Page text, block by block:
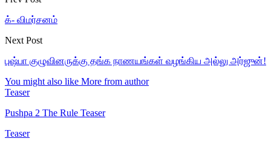
க்- விமர்சனம்
Next Post
புஷ்பா குழுவினருக்கு தங்க நாணயங்கள் வழங்கிய அல்லு அர்ஜுன்!
You might also like More from author
Teaser
Pushpa 2 The Rule Teaser
Teaser